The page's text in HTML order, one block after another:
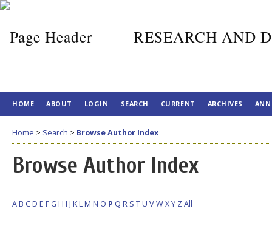
RESEARCH AND
HOME ABOUT LOGIN SEARCH CURRENT ARCHIVES
Home > Search > Browse Author Index
Browse Author Index
AB CD E F G H I J KLM N O P Q R S TU VWXY Z All